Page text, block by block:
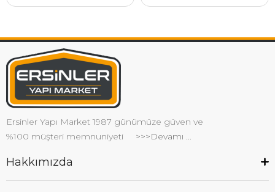
Ersinler Yapı Market 1987 günümüze güven ve
%100 müşteri memnuniyeti
>>>Devamı ...
Hakkımızda